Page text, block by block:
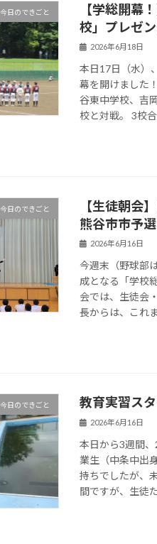
今日のできごと
【学総開幕
校」プレゼン
2026年6月18日
本日17日（水）
幕を開けました
谷東中学校、吉
校と対戦。 3校
今日のできごと
【生徒朝会
熊谷市市予
2026年6月16日
今週末（野球部
成となる「学校
会では、生徒会
長からは、これ
今日のできごと 教育実習ス
2026年6月16日
本日から3週間
業生（中条中出
持ちでしたが、
間ですが、生徒